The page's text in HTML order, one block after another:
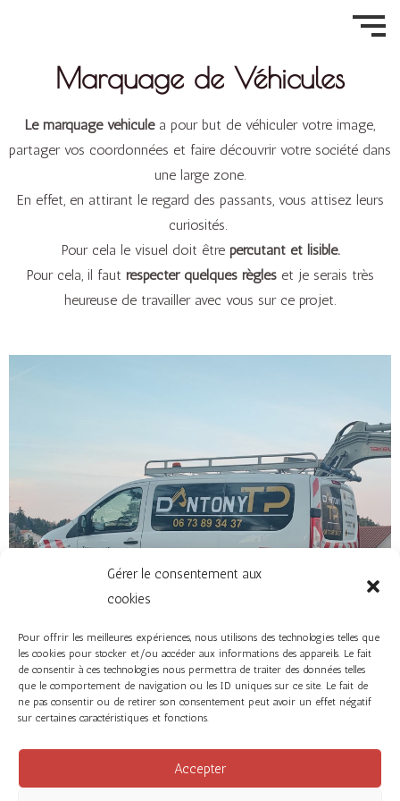
Gérer le consentement aux
cookies
Pour offrir les meilleures expériences, nous utilisons des technologies telles que
les cookies pour stocker et/ou accéder aux informations des appareils. Le fait
de consentir à ces technologies nous permettra de traiter des données telles
que le comportement de navigation ou les ID uniques sur ce site. Le fait de
ne pas consentir ou de retirer son consentement peut avoir un effet négatif
sur certaines caractéristiques et fonctions.
Accepter
Marquage de Véhicules
Le marquage véhiculea pour but de véhiculer votre image,
partager vos coordonnées et faire découvrir votre société dans
une large zone.
En effet, en attirant le regard des passants, vous attisez leurs
curiosités.
Pour cela le visuel doit être percutant et lisible.
Pour cela, il faut respecter quelques règleset je serais très
heureuse de travailler avec vous sur ce projet.
Instagram